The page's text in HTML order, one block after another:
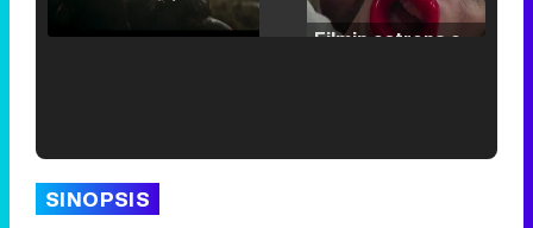
Unmute /
SINOPSIS